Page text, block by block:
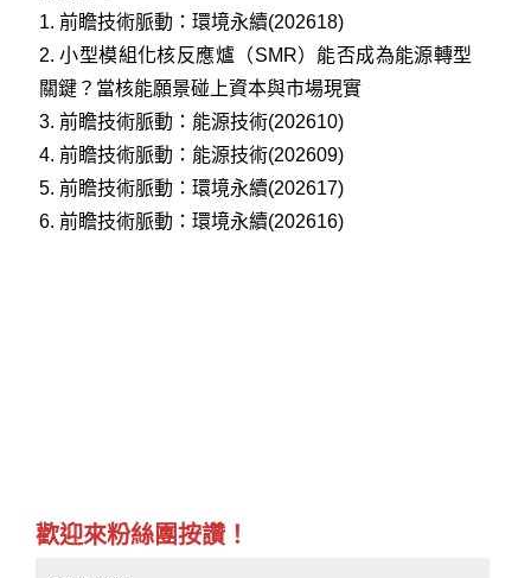
1. 前瞻技術脈動：環境永續(202618)
2.小型模組化核反應爐（SMR）能否成為能源轉型
關鍵？當核能願景碰上資本與市場現實
3. 前瞻技術脈動：能源技術(202610)
4. 前瞻技術脈動：能源技術(202609)
5. 前瞻技術脈動：環境永續(202617)
6. 前瞻技術脈動：環境永續(202616)
歡迎來粉絲團按讚！